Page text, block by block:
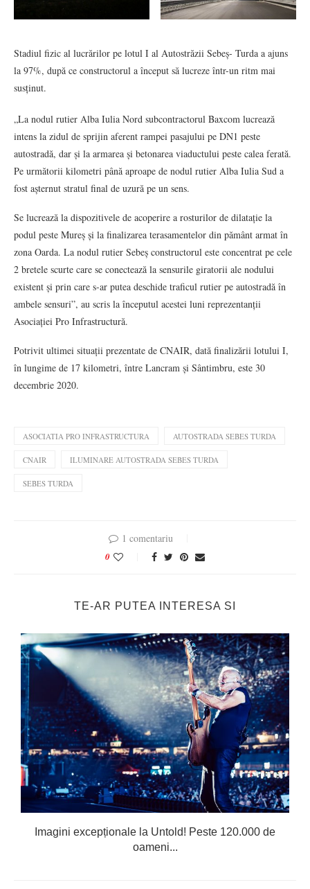
Stadiul fizic al lucrărilor pe lotul I al Autostrăzii Sebeș- Turda a ajuns
la 97%, după ce constructorul a început să lucreze într-un ritm mai
susținut.
„La nodul rutier Alba Iulia Nord subcontractorul Baxcom lucrează
intens la zidul de sprijin aferent rampei pasajului pe DN1 peste
autostradă, dar și la armarea și betonarea viaductului peste calea ferată.
Pe următorii kilometri până aproape de nodul rutier Alba Iulia Sud a
fost așternut stratul final de uzură pe un sens.
Se lucrează la dispozitivele de acoperire a rosturilor de dilatație la
podul peste Mureș și la finalizarea terasamentelor din pământ armat în
zona Oarda. La nodul rutier Sebeș constructorul este concentrat pe cele
2 bretele scurte care se conectează la sensurile giratorii ale nodului
existent și prin care s-ar putea deschide traficul rutier pe autostradă în
ambele sensuri”, au scris la începutul acestei luni reprezentanții
Asociației Pro Infrastructură.
Potrivit ultimei situații prezentate de CNAIR, dată finalizării lotului I,
în lungime de 17 kilometri, între Lancram și Sântimbru, este 30
decembrie 2020.
ASOCIATIA PRO INFRASTRUCTURA AUTOSTRADA SEBES TURDA
CNAIR ILUMINARE AUTOSTRADA SEBES TURDA
SEBES TURDA
1 comentariu
0
TE-AR PUTEA INTERESA SI
Imagini excepționale la Untold! Peste 120.000 de
oameni...